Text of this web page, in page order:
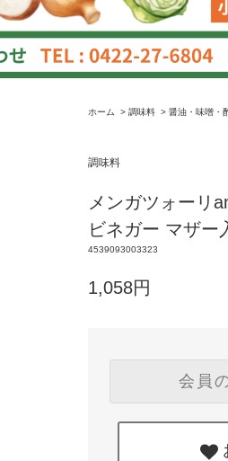
ホーム > 調味料 > 醤油・味噌・
調味料
メンガツォーリ
ビネガー マザー
4539093003323
1,058円
会員